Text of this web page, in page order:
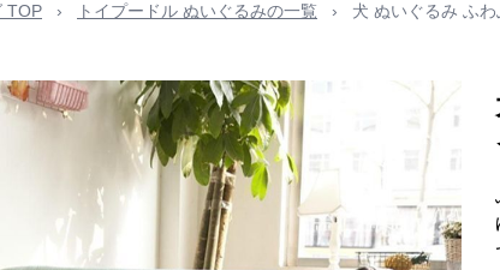
TOP › トイプードル ぬいぐるみの一覧 › 犬 ぬいぐるみ ふ